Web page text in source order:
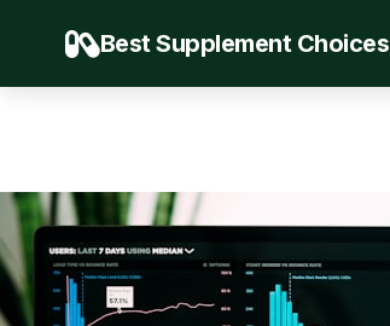
Best Supplement Choices